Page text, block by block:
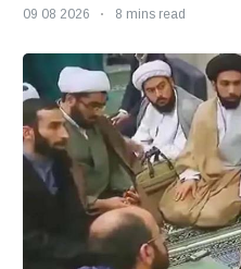
09 08 2026 8 mins read